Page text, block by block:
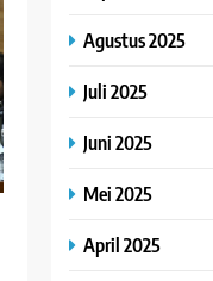
Agustus 2025
Juli 2025
Juni 2025
Mei 2025
April 2025